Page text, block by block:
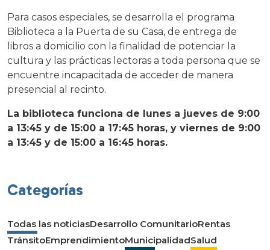
Para casos especiales, se desarrolla el programa
Biblioteca a la Puerta de su Casa, de entrega de
libros a domicilio con la finalidad de potenciar la
cultura y las prácticas lectoras a toda persona que se
encuentre incapacitada de acceder de manera
presencial al recinto.
La biblioteca funciona de lunes a jueves de 9:00
a 13:45 y de 15:00 a 17:45 horas, y viernes de 9:00
a 13:45 y de 15:00 a 16:45 horas.
Categorías
Todas las noticiasDesarrollo ComunitarioRentas
TránsitoEmprendimientoMunicipalidadSalud